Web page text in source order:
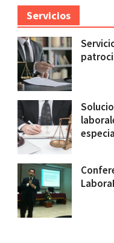
Servicios